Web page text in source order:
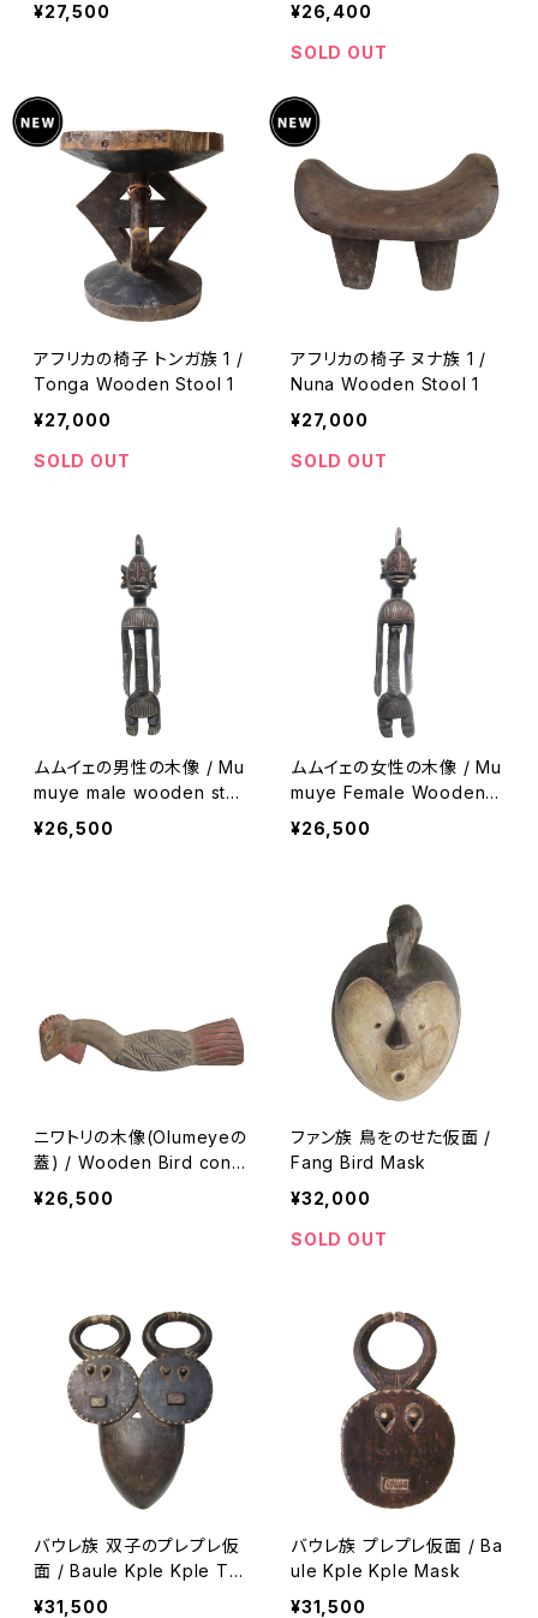
¥27,500
¥26,400
SOLD OUT
アフリカの椅子 トンガ族 1 /
Tonga Wooden Stool 1
¥27,000
SOLD OUT
アフリカの椅子 ヌナ族 1 /
Nuna Wooden Stool 1
¥27,000
SOLD OUT
ムムイェの男性の木像 / Mu
muye male wooden stat
ue
¥26,500
ムムイェの女性の木像 / Mu
muye Female Wooden S
tatue
¥26,500
ニワトリの木像(Olumeyeの
蓋) / Wooden Bird cont
ainer cover of Olumeye
¥26,500
ファン族 鳥をのせた仮面 /
Fang Bird Mask
¥32,000
SOLD OUT
バウレ族 双子のプレプレ仮
面 / Baule Kple Kple Twi
n Mask
¥31,500
バウレ族 プレプレ仮面 / Ba
ule Kple Kple Mask
¥31,500